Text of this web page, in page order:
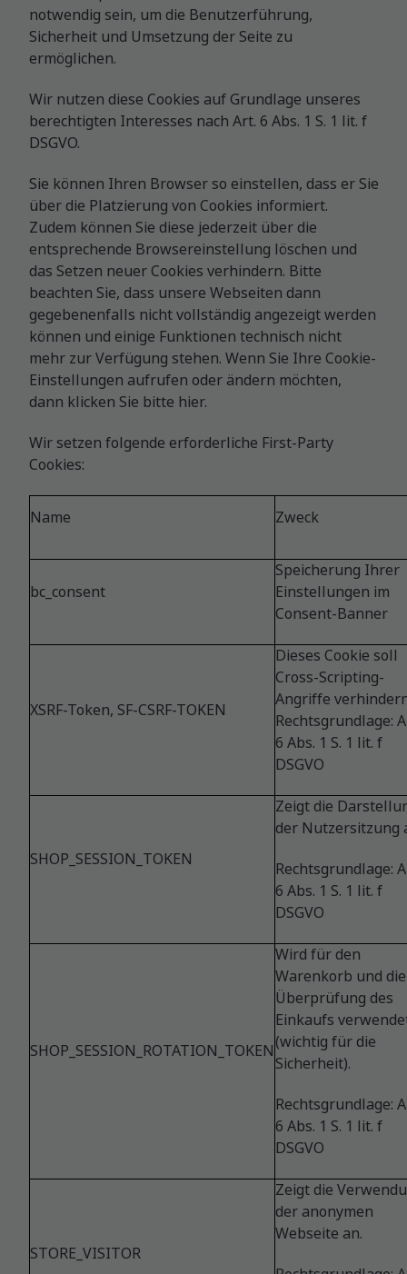
notwendig sein, um die Benutzerführung,
Sicherheit und Umsetzung der Seite zu
ermöglichen.
Wir nutzen diese Cookies auf Grundlage unseres
berechtigten Interesses nach Art. 6 Abs. 1 S. 1 lit. f
DSGVO.
Sie können Ihren Browser so einstellen, dass er Sie
über die Platzierung von Cookies informiert.
Zudem können Sie diese jederzeit über die
entsprechende Browsereinstellung löschen und
das Setzen neuer Cookies verhindern. Bitte
beachten Sie, dass unsere Webseiten dann
gegebenenfalls nicht vollständig angezeigt werden
können und einige Funktionen technisch nicht
mehr zur Verfügung stehen. Wenn Sie Ihre Cookie-
Einstellungen aufrufen oder ändern möchten,
dann klicken Sie bitte hier.
Wir setzen folgende erforderliche First-Party
Cookies:
Name Zweck
bc_consent
​Speicherung Ihrer
Einstellungen im
Consent-Banner
XSRF-Token, SF-CSRF-TOKEN
Dieses Cookie soll
Cross-Scripting-
Angriffe
Rechtsgrundlage:
6 Abs. 1 S. 1 lit. f
DSGVO
SHOP_ SESSION _TOKEN
Zeigt die
der Nutzersitzung
Rechtsgrundlage:
6 Abs. 1 S. 1 lit. f
DSGVO
SHOP_SESSION_ROTATION_TOKEN
Wird für den
Warenkorb und die
Überprüfung des
Einkaufs
(wichtig für die
Sicherheit).
Rechtsgrundlage:
6 Abs. 1 S. 1 lit. f
DSGVO
STORE_VISITOR
Zeigt die
der anonymen
Webseite an.